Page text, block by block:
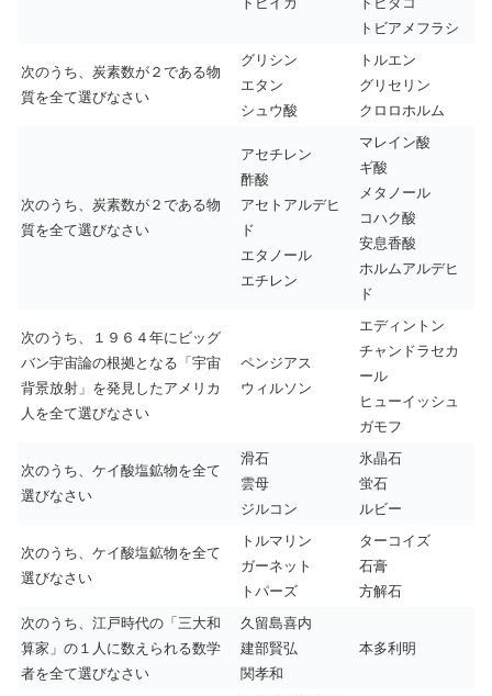
トビアメフラシ
次のうち、炭素数が２である物
質を全て選びなさい
グリシン
エタン
シュウ酸
トルエン
グリセリン
クロロホルム
次のうち、炭素数が２である物
質を全て選びなさい
アセチレン
酢酸
アセトアルデヒ
ド
エタノール
エチレン
マレイン酸
ギ酸
メタノール
コハク酸
安息香酸
ホルムアルデヒ
ド
次のうち、１９６４年にビッグ
バン宇宙論の根拠となる「宇宙
背景放射」を発見したアメリカ
人を全て選びなさい
ペンジアス
ウィルソン
エディントン
チャンドラセカ
ール
ヒューイッシュ
ガモフ
次のうち、ケイ酸塩鉱物を全て
選びなさい
滑石
雲母
ジルコン
氷晶石
蛍石
ルビー
次のうち、ケイ酸塩鉱物を全て
選びなさい
トルマリン
ガーネット
トパーズ
ターコイズ
石膏
方解石
次のうち、江戸時代の「三大和
算家」の１人に数えられる数学
者を全て選びなさい
久留島喜内
建部賢弘
関孝和
本多利明